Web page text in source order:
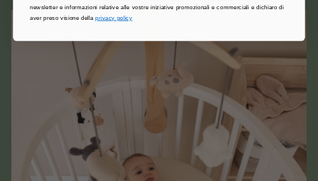
newsletter e informazioni relative alle vostre iniziative promozionali e commerciali e dichiaro di
aver preso visione dellaprivacy policy